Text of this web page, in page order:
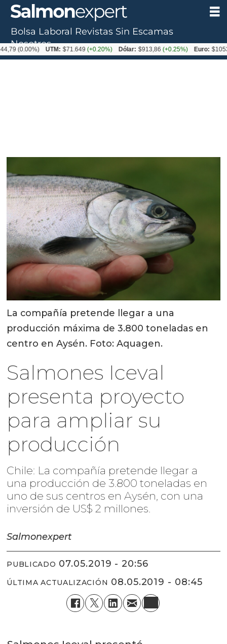
La compañía pretende llegar a una
producción máxima de 3.800 toneladas en
centro en Aysén. Foto: Aquagen.
Salmones Iceval
presenta proyecto
para ampliar su
producción
Chile: La compañía pretende llegar a
una producción de 3.800 toneladas en
uno de sus centros en Aysén, con una
inversión de US$ 2 millones.
Salmonexpert
PUBLICADO 07.05.2019 - 20:56
ÚLTIMA ACTUALIZACIÓN 08.05.2019 - 08:45
Bolsa Laboral Revistas Sin Escamas
Nosotros
UTM: $71.649(+0.20%) Dólar: $913,86(+0.25%) Euro: $1053,08 (-